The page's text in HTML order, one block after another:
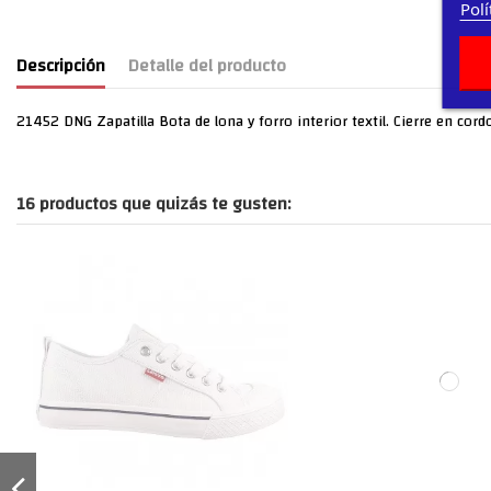
Descripción Detalle del producto
21452 DNG Zapatilla Bota de lona y forro interior textil. Cierre en
16 productos que quizás te gusten: